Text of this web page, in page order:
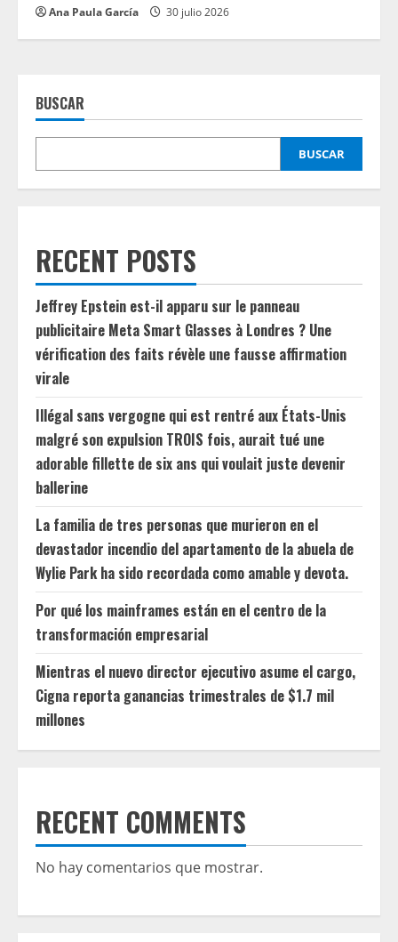
Ana Paula García 30 julio 2026
BUSCAR
BUSCAR
RECENT POSTS
Jeffrey Epstein est-il apparu sur le panneau
publicitaire Meta Smart Glasses à Londres ? Une
vérification des faits révèle une fausse affirmation
virale
Illégal sans vergogne qui est rentré aux États-Unis
malgré son expulsion TROIS fois, aurait tué une
adorable fillette de six ans qui voulait juste devenir
ballerine
La familia de tres personas que murieron en el
devastador incendio del apartamento de la abuela de
Wylie Park ha sido recordada como amable y devota.
Por qué los mainframes están en el centro de la
transformación empresarial
Mientras el nuevo director ejecutivo asume el cargo,
Cigna reporta ganancias trimestrales de $1.7 mil
millones
RECENT COMMENTS
No hay comentarios que mostrar.